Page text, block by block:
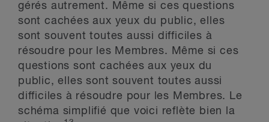
gérés autrement. Même si ces questions
sont cachées aux yeux du public, elles
sont souvent toutes aussi difficiles à
résoudre pour les Membres. Même si ces
questions sont cachées aux yeux du
public, elles sont souvent toutes aussi
difficiles à résoudre pour les Membres. Le
schéma simplifié que voici reflète bien la